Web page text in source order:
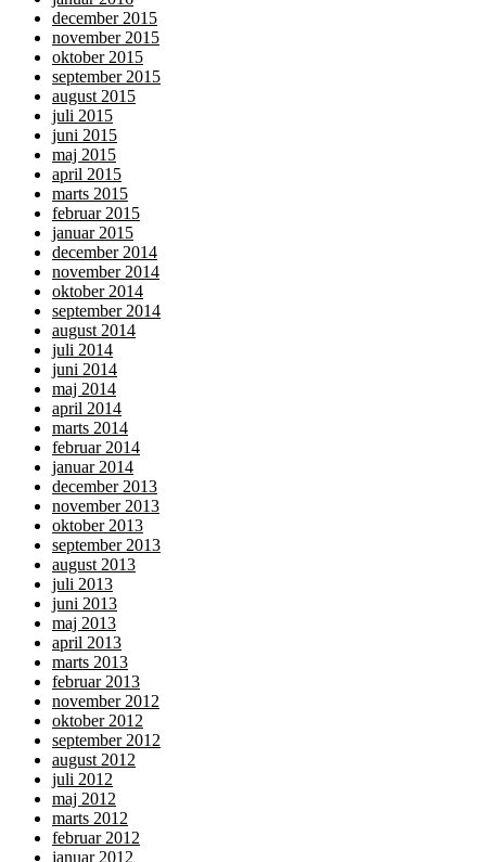
december 2015
november 2015
oktober 2015
september 2015
august 2015
juli 2015
juni 2015
maj 2015
april 2015
marts 2015
februar 2015
januar 2015
december 2014
november 2014
oktober 2014
september 2014
august 2014
juli 2014
juni 2014
maj 2014
april 2014
marts 2014
februar 2014
januar 2014
december 2013
november 2013
oktober 2013
september 2013
august 2013
juli 2013
juni 2013
maj 2013
april 2013
marts 2013
februar 2013
november 2012
oktober 2012
september 2012
august 2012
juli 2012
maj 2012
marts 2012
februar 2012
januar 2012